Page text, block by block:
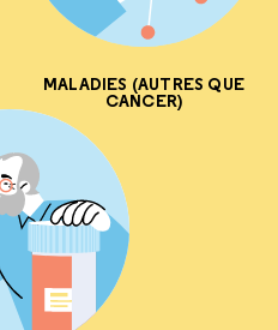
MALADIES (AUTRES QUE
CANCER)